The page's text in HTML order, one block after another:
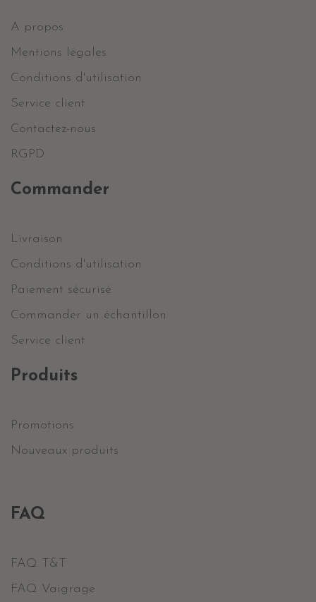
A propos
Mentions légales
Conditions d'utilisation
Service client
Contactez-nous
RGPD
Commander
Livraison
Conditions d'utilisation
Paiement sécurisé
Commander un échantillon
Service client
Produits
Promotions
Nouveaux produits
FAQ
FAQ T&T
FAQ Vaigrage